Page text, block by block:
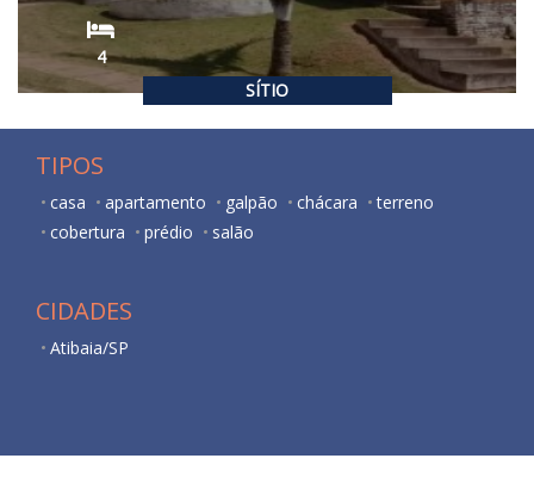
SÍTIO
4
TIPOS
casa apartamento galpão chácara
terreno
cobertura
prédio salão
CIDADES
Atibaia/SP